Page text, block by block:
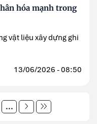
hóa mạnh trong
vật liệu xây dựng ghi
13/06/2026 - 08:50
...